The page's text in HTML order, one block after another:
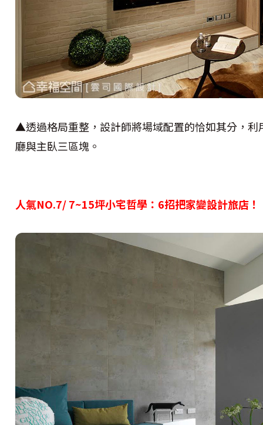
▲透過格局重整，設計師將場域配置的恰如其分，
廳與主臥三區塊。
人氣NO.7/ 7~15坪小宅哲學：6招把家變設計旅店！